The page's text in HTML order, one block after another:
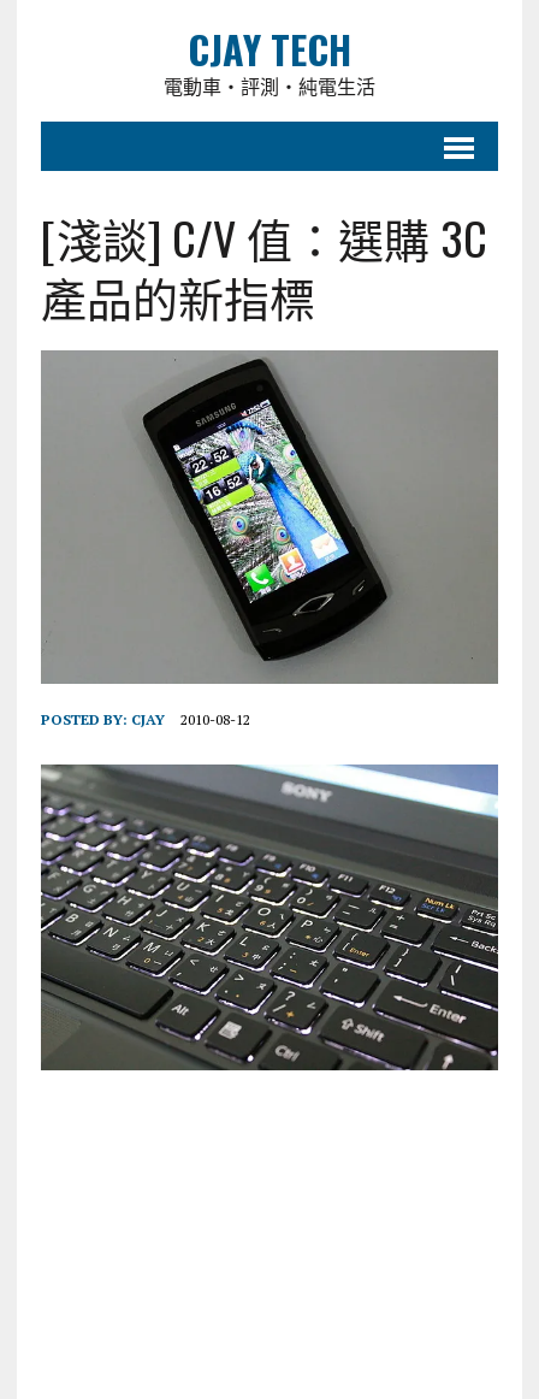
CJAY TECH
電動車・評測・純電生活
[淺談] C/V 值：選購 3C
產品的新指標
POSTED BY: CJAY 2010-08-12